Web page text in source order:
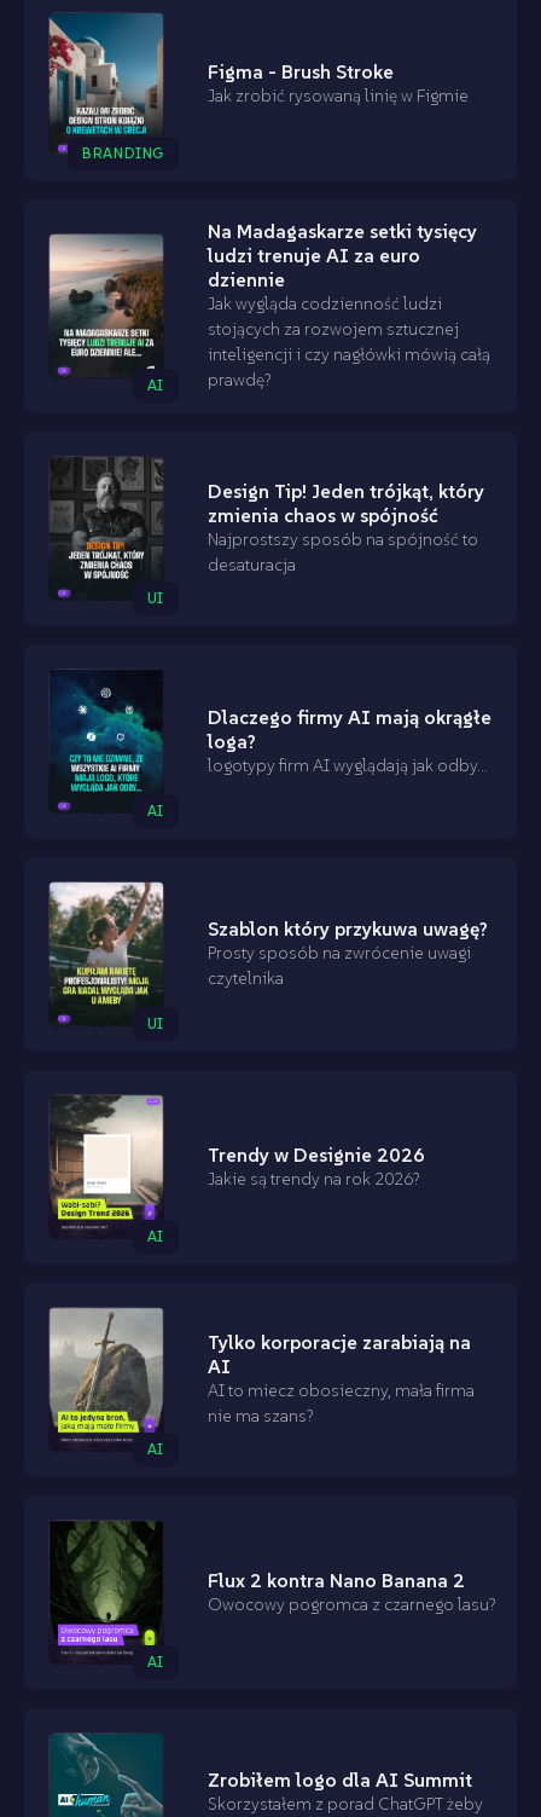
BRANDING
Figma - Brush Stroke
Jak zrobić rysowaną linię w Figmie
AI
Na Madagaskarze setki tysięcy
ludzi trenuje AI za euro
dziennie
Jak wygląda codzienność ludzi
stojących za rozwojem sztucznej
inteligencji i czy nagłówki mówią całą
prawdę?
UI
Design Tip! Jeden trójkąt, który
zmienia chaos w spójność
Najprostszy sposób na spójność to
desaturacja
AI
Dlaczego firmy AI mają okrągłe
loga?
logotypy firm AI wyglądają jak odby...
UI
Szablon który przykuwa uwagę?
Prosty sposób na zwrócenie uwagi
czytelnika
AI
Trendy w Designie 2026
Jakie są trendy na rok 2026?
AI
Tylko korporacje zarabiają na
AI
AI to miecz obosieczny, mała firma
nie ma szans?
AI
Flux 2 kontra Nano Banana 2
Owocowy pogromca z czarnego lasu?
Zrobiłem logo dla AI Summit
Skorzystałem z porad ChatGPT żeby